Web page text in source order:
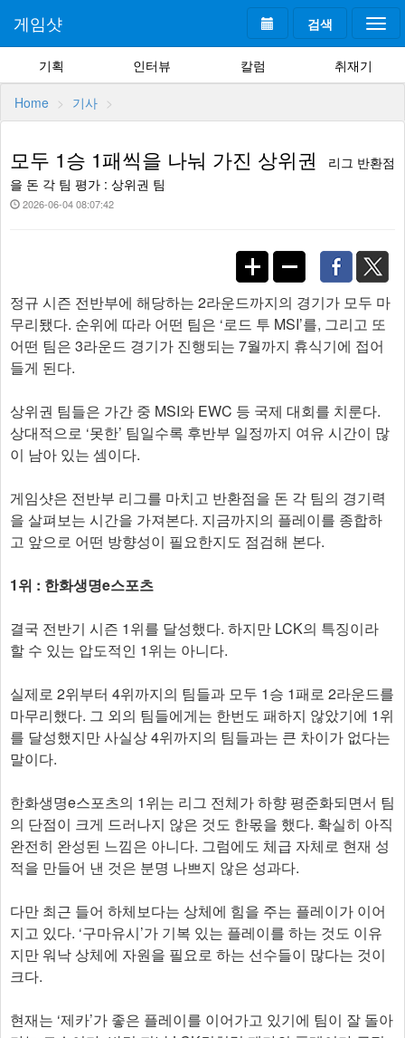
검색
게임샷
기획 인터뷰 칼럼 취재기
Home 기사
모두 1승 1패씩을 나눠 가진 상위권
리그 반환점
을 돈 각 팀 평가 : 상위권 팀
2026-06-04 08:07:42
정규 시즌 전반부에 해당하는 2라운드까지의 경기가 모두 마
무리됐다. 순위에 따라 어떤 팀은 ‘로드 투 MSI’를, 그리고 또
어떤 팀은 3라운드 경기가 진행되는 7월까지 휴식기에 접어
들게 된다.
상위권 팀들은 가간 중 MSI와 EWC 등 국제 대회를 치룬다.
상대적으로 ‘못한’ 팀일수록 후반부 일정까지 여유 시간이 많
이 남아 있는 셈이다.
게임샷은 전반부 리그를 마치고 반환점을 돈 각 팀의 경기력
을 살펴보는 시간을 가져본다. 지금까지의 플레이를 종합하
고 앞으로 어떤 방향성이 필요한지도 점검해 본다.
1위 : 한화생명e스포츠
결국 전반기 시즌 1위를 달성했다. 하지만 LCK의 특징이라
할 수 있는 압도적인 1위는 아니다.
실제로 2위부터 4위까지의 팀들과 모두 1승 1패로 2라운드를
마무리했다. 그 외의 팀들에게는 한번도 패하지 않았기에 1위
를 달성했지만 사실상 4위까지의 팀들과는 큰 차이가 없다는
말이다.
한화생명e스포츠의 1위는 리그 전체가 하향 평준화되면서 팀
의 단점이 크게 드러나지 않은 것도 한몫을 했다. 확실히 아직
완전히 완성된 느낌은 아니다. 그럼에도 체급 자체로 현재 성
적을 만들어 낸 것은 분명 나쁘지 않은 성과다.
다만 최근 들어 하체보다는 상체에 힘을 주는 플레이가 이어
지고 있다. ‘구마유시’가 기복 있는 플레이를 하는 것도 이유
지만 워낙 상체에 자원을 필요로 하는 선수들이 많다는 것이
크다.
현재는 ‘제카’가 좋은 플레이를 이어가고 있기에 팀이 잘 돌아